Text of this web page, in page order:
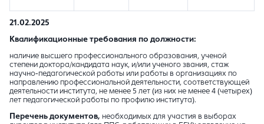
21.02.2025
Квалификационные требования по должности:
наличие высшего профессионального образования, ученой
степени доктора/кандидата наук, и/или ученого звания, стаж
научно-педагогической работы или работы в организациях по
направлению профессиональной деятельности, соответствующей
деятельности института, не менее 5 лет (из них не менее 4 (четырех)
лет педагогической работы по профилю института).
Перечень документов, необходимых для участия в выборах